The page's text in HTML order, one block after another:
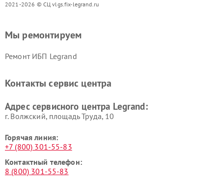
2021-2026 © СЦ vlgs.fix-legrand.ru
Мы ремонтируем
Ремонт ИБП Legrand
Контакты сервис центра
Адрес сервисного центра Legrand:
г. Волжский, площадь Труда, 10
Горячая линия:
+7 (800) 301-55-83
Контактный телефон:
8 (800) 301-55-83